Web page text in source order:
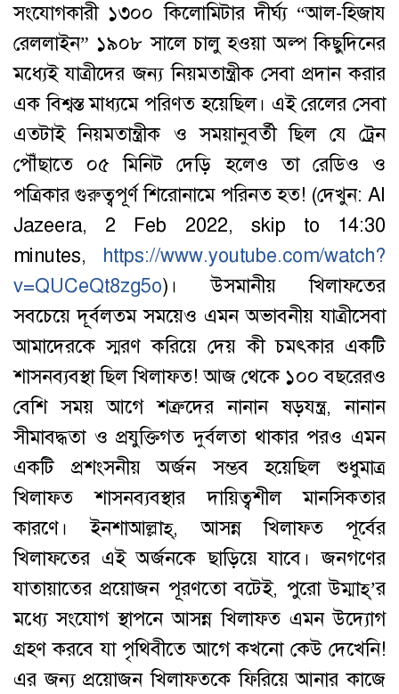
সংযোগকারী ১৩০০ কিলোমিটার দীর্ঘ্য “আল-হিজায
রেললাইন” ১৯০৮ ‍সালে চালু হওয়া অল্প কিছুদিনের
মধ্যেই যাত্রীদের জন্য নিয়মতান্ত্রীক সেবা প্রদান করার
এক বিশ্বস্ত মাধ্যমে পরিণত হয়েছিল। এই রেলের সেবা
এতটাই নিয়মতান্ত্রীক ও সময়ানুবর্তী ছিল যে ট্রেন
পৌঁছাতে ০৫ মিনিট দেড়ি হলেও তা রেডিও ও
পত্রিকার গুরুত্বপূর্ণ শিরোনামে পরিনত হত! (দেখুন: Al
Jazeera, 2 Feb 2022, skip to 14:30
minutes, https://www.youtube.com/watch?
v=QUCeQt8zg5o)। উসমানীয় খিলাফতের
সবচেয়ে দূর্বলতম সময়েও এমন অভাবনীয় যাত্রীসেবা
আমাদেরকে স্মরণ করিয়ে দেয় কী চমৎকার একটি
শাসনব্যবস্থা ছিল খিলাফত! আজ থেকে ১০০ বছরেরও
বেশি সময় আগে শত্রুদের নানান ষড়যন্ত্র, নানান
সীমাবদ্ধতা ও প্রযুক্তিগত দুর্বলতা থাকার পরও এমন
একটি প্রশংসনীয় অর্জন সম্ভব হয়েছিল শুধুমাত্র
খিলাফত শাসনব্যবস্থার দায়িত্বশীল মানসিকতার
কারণে। ইনশাআল্লাহ্‌, আসন্ন খিলাফত পূর্বের
খিলাফতের এই অর্জনকে ছাড়িয়ে যাবে। জনগণের
যাতায়াতের প্রয়োজন পূরণতো বটেই, পুরো উম্মাহ্‌’র
মধ্যে সংযোগ স্থাপনে আসন্ন খিলাফত এমন উদ্যোগ
গ্রহণ করবে যা পৃথিবীতে আগে কখনো কেউ দেখেনি!
এর জন্য প্রয়োজন খিলাফতকে ফিরিয়ে আনার কাজে